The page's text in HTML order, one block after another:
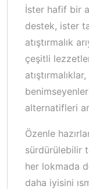
İster hafif bir
destek, ister
atıştırmalık
çeşitli
benimseyenler
alternatifleri
Özenle
sürdürülebilir
her lokmada
daha iyisini